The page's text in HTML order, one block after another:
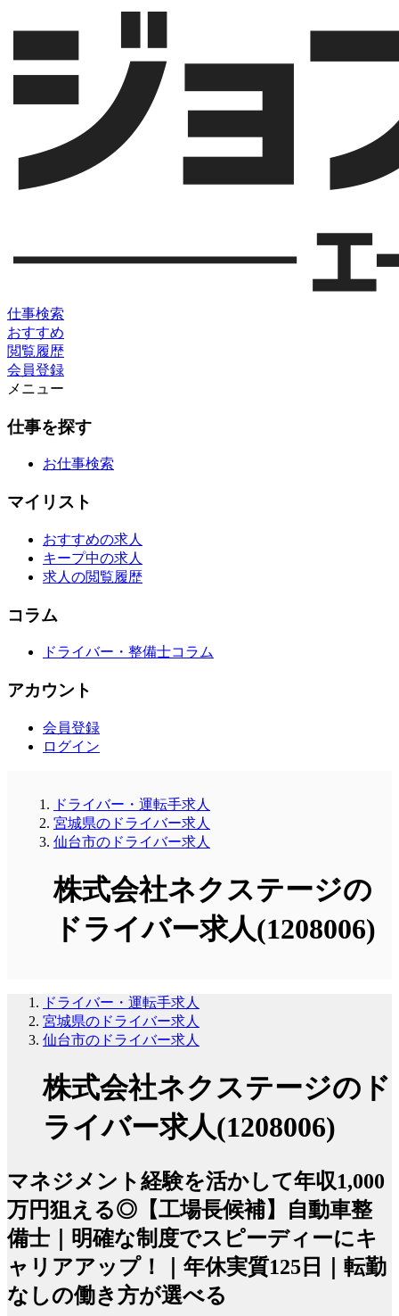
仕事検索
おすすめ
閲覧履歴
会員登録
メニュー
仕事を探す
お仕事検索
マイリスト
おすすめの求人
キープ中の求人
求人の閲覧履歴
コラム
ドライバー・整備士コラム
アカウント
会員登録
ログイン
ドライバー・運転手求人
宮城県のドライバー求人
仙台市のドライバー求人
株式会社ネクステージの
ドライバー求人(1208006)
ドライバー・運転手求人
宮城県のドライバー求人
仙台市のドライバー求人
株式会社ネクステージのド
ライバー求人(1208006)
マネジメント経験を活かして年収1,000
万円狙える◎【工場長候補】自動車整
備士｜明確な制度でスピーディーにキ
ャリアアップ！｜年休実質125日｜転勤
なしの働き方が選べる